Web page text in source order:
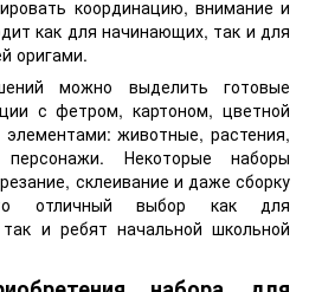
координацию, внимание и
как для начинающих, так и для
оригами.
можно выделить готовые
с фетром, картоном, цветной
животные, растения,
персонажи. Некоторые наборы
склеивание и даже сборку
отличный выбор как для
и ребят начальной школьной